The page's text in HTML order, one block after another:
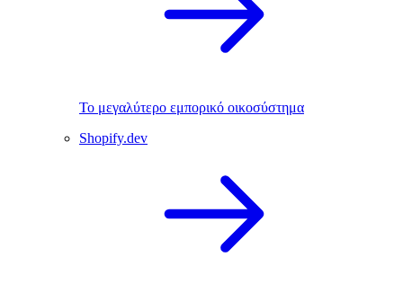
Το μεγαλύτερο εμπορικό οικοσύστημα
Shopify.dev